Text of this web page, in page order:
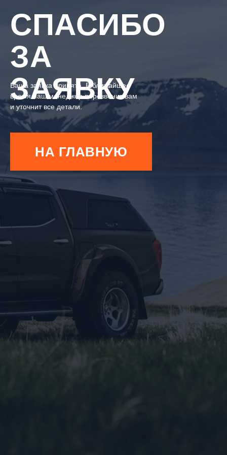
СПАСИБО
ЗА
ЗАЯВКУ
Ваша заявка принята. В ближайшее
время наш менеджер перезвонит вам
и уточнит все детали.
НА ГЛАВНУЮ